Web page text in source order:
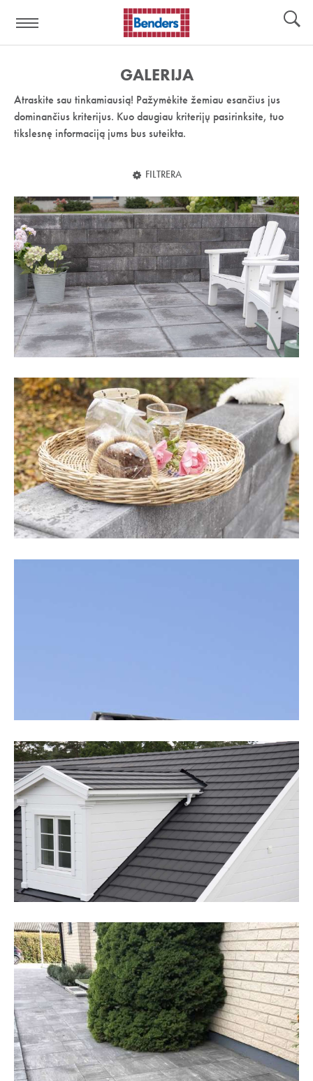
nuoroda:
GALERIJA
Atraskite sau tinkamiausią! Pažymėkite žemiau esančius jus
dominančius kriterijus. Kuo daugiau kriterijų pasirinksite, tuo
tikslesnę informaciją jums bus suteikta.
FILTRERA